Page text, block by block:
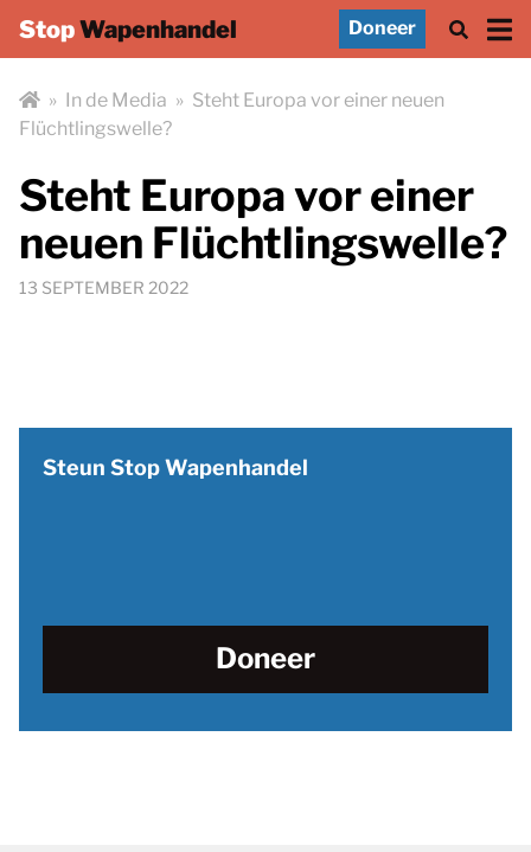
StopWapenhandel Doneer
» In de Media » Steht Europa vor einer neuen
Flüchtlingswelle?
Steht Europa vor einer
neuen Flüchtlingswelle?
13 SEPTEMBER 2022
Steun Stop Wapenhandel
Doneer